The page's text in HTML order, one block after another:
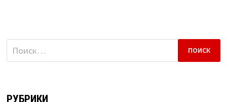
Найти:
РУБРИКИ